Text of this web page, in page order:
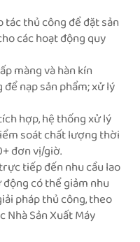
tác thủ công để đặt sản
các hoạt động quy
màng và hàn kín
nạp sản phẩm; xử lý
hợp, hệ thống xử lý
soát chất lượng thời
đơn vị/giờ.
tiếp đến nhu cầu lao
có thể giảm nhu
pháp thủ công, theo
Nhà Sản Xuất Máy